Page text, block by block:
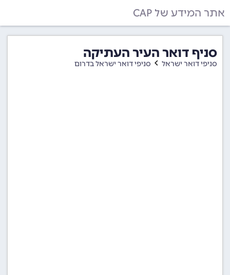
אתר המידע של CAP
סניף דואר העיר העתיקה
סניפי דואר ישראל סניפי דואר ישראל בדרום